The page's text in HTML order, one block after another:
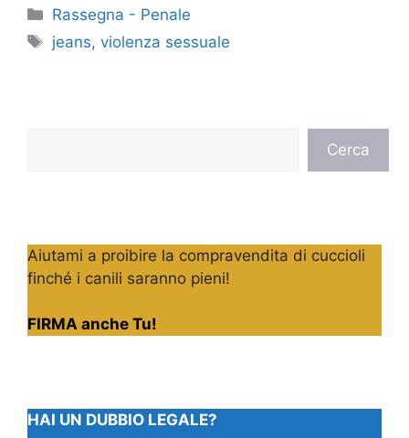
Categorie
Rassegna - Penale
Tag
jeans,violenza sessuale
Cerca
Aiutami a proibire la compravendita di cuccioli
finché i canili saranno pieni!
FIRMA anche Tu!
HAI UN DUBBIO LEGALE?